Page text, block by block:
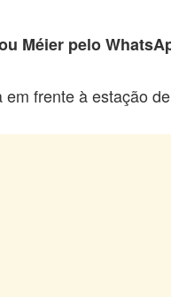
Méier pelo
frente à estação